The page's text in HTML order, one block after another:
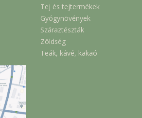
Tej és tejtermékek
Gyógynövények
Száraztészták
Zöldség
Teák, kávé, kakaó